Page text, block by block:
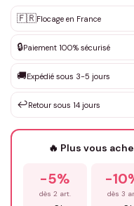
✨ Personnalisation sur
DEVIS GRATUIT ·
Que souhaitez-vous ?*
Votre texte / idée*
Prénom*
🇫🇷Flocage en France
🔒Paiement 100% sécurisé
🚚Expédié sous 3-5 jours
↩️Retour sous 14 jours
🔥 Plus vous
-5%
dès 2 art.
-
dès 3